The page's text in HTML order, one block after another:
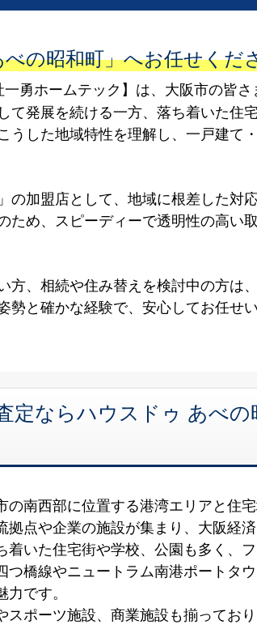
の昭和町」へお任せくだ
勇ホームテック】は、大阪市の皆
て発展を続ける一方、落ち着いた住
うした地域特性を理解し、一戸建て
の加盟店として、地域に根差した対
ため、スピーディーで透明性の高い
方、相続や住み替えを検討中の方は
勢と確かな経験で、安心してお任せ
定ならハウスドゥ あべ
の南西部に位置する港湾エリアと住
拠点や企業の施設が集まり、大阪経
着いた住宅街や学校、公園も多く、
つ橋線やニュートラム南港ポートタ
です。
スポーツ施設、商業施設も揃ってお